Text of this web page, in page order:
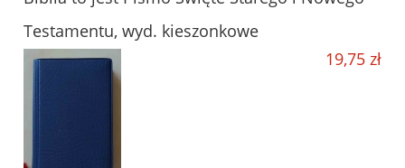
Testamentu, wyd. kieszonkowe
19,75 zł